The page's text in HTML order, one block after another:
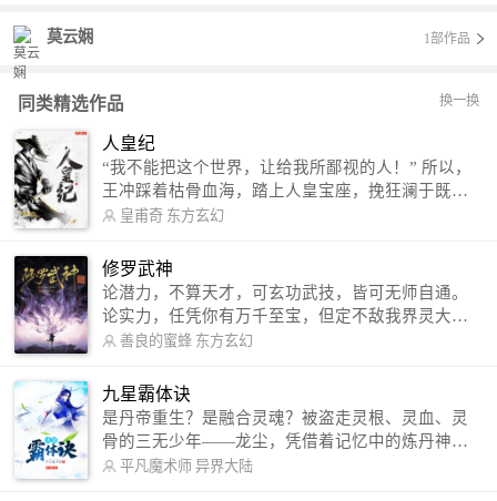
莫云娴 1部作品
同类精选作品 换一换
人皇纪
“我不能把这个世界，让给我所鄙视的人！” 所以，
王冲踩着枯骨血海，踏上人皇宝座，挽狂澜于既
倒，扶大厦之将倾，成就了一段无上的传说！ 微信
微博：皇甫奇（地址：http://weibo.com/u/25284575
87） QQ交流群：320238210【普通群】 574501330
【VIP订阅群】 欢迎大家关注。
皇甫奇 东方玄幻
修罗武神
论潜力，不算天才，可玄功武技，皆可无师自通。
论实力，任凭你有万千至宝，但定不敌我界灵大
军。 我是谁？天下众生视我为修罗，却不知，我以
信公众号：善良的蜜蜂后援会）
善良的蜜蜂 东方玄幻
九星霸体诀
是丹帝重生？是融合灵魂？被盗走灵根、灵血、灵
骨的三无少年——龙尘，凭借着记忆中的炼丹神
术，修行神秘功法九星霸体诀，拨开重重迷雾，解
平凡魔术师 异界大陆